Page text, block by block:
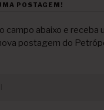
POSTAGEM!
campo abaixo e receba
postagem do